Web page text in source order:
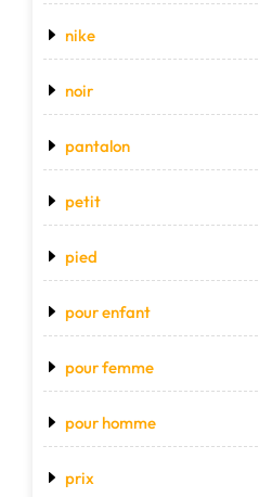
nike
noir
pantalon
petit
pied
pour enfant
pour femme
pour homme
prix